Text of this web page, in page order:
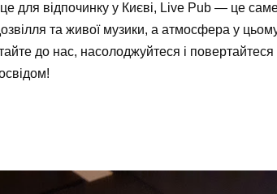
для відпочинку у Києві, Live Pub — це
та живої музики, а атмосфера у
до нас, насолоджуйтеся і